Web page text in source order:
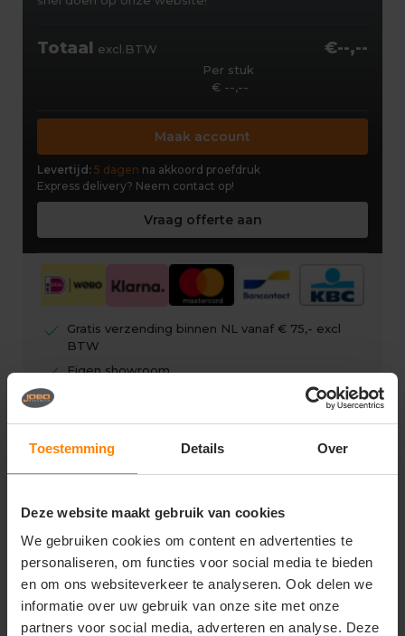
Toestemming Details Over
Deze website maakt gebruik van cookies
We gebruiken cookies om content en advertenties te
personaliseren, om functies voor social media te bieden
en om ons websiteverkeer te analyseren. Ook delen we
informatie over uw gebruik van onze site met onze
partners voor social media, adverteren en analyse. Deze
Totaal excl.BTW €--,--
Per stuk
€ --,--
Maak account
Levertijd: 5 dagen na akkoord proefdruk
Express delivery? Neem contact op!
Vraag offerte aan
check
Gratis verzending binnen NL vanaf € 75,- excl
BTW
check Eigen showroom
check
Vragen? Neem contact op
met onze klantenservice
call +31(0)418 511 972
mail info@joboworkwear.nl